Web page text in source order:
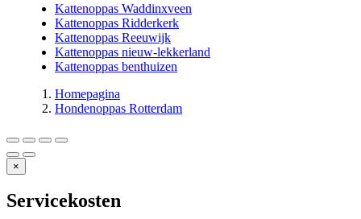
Kattenoppas Waddinxveen
Kattenoppas Ridderkerk
Kattenoppas Reeuwijk
Kattenoppas nieuw-lekkerland
Kattenoppas benthuizen
Homepagina
Hondenoppas Rotterdam
×
Servicekosten